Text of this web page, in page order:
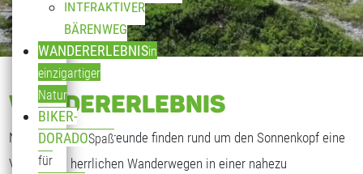
INTERAKTIVER
BÄRENWEG
WANDERERLEBNISin
einzigartiger
Natur
BIKER-
DORADOSpaß
für
WANDERERLEBNIS
Natur- und Wanderfreunde finden rund um den Sonnenkopf eine
Vielzahl an herrlichen Wanderwegen in einer nahezu